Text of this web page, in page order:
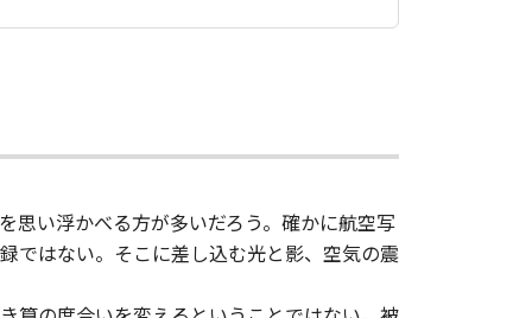
思い浮かべる方が多いだろう。確かに航空写
ではない。そこに差し込む光と影、空気の震